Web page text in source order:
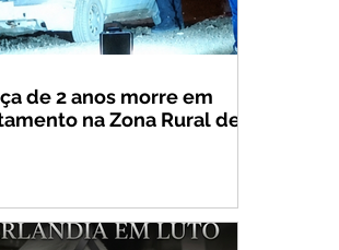
de 2 anos morre em
na Zona Rural de